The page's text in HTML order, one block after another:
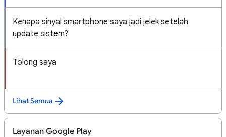
Kenapa sinyal smartphone saya jadi jelek setelah
update sistem?
Tolong saya
Lihat Semua
Layanan Google Play